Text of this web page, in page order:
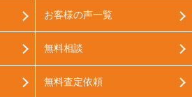
お客様の声一覧
無料相談
無料査定依頼